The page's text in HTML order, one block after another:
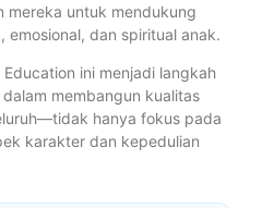
mereka untuk mendukung
emosional, dan spiritual anak.
ini menjadi langkah
membangun kualitas
hanya fokus pada
karakter dan kepedulian